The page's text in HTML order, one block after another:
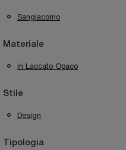
Sangiacomo
Materiale
In Laccato Opaco
Stile
Design
Tipologia